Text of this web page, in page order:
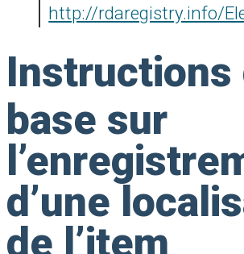
http://rdaregistry.info/
Instructions
base sur
d’une
de l’item